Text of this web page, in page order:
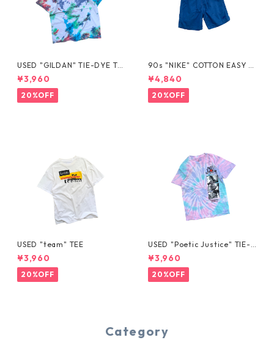
USED "GILDAN" TIE-DYE TE
E
¥3,960
20%OFF
90s "NIKE" COTTON EASY S
HORTS
¥4,840
20%OFF
USED "team" TEE
¥3,960
20%OFF
USED "Poetic Justice" TIE-D
YE TEE
¥3,960
20%OFF
Category